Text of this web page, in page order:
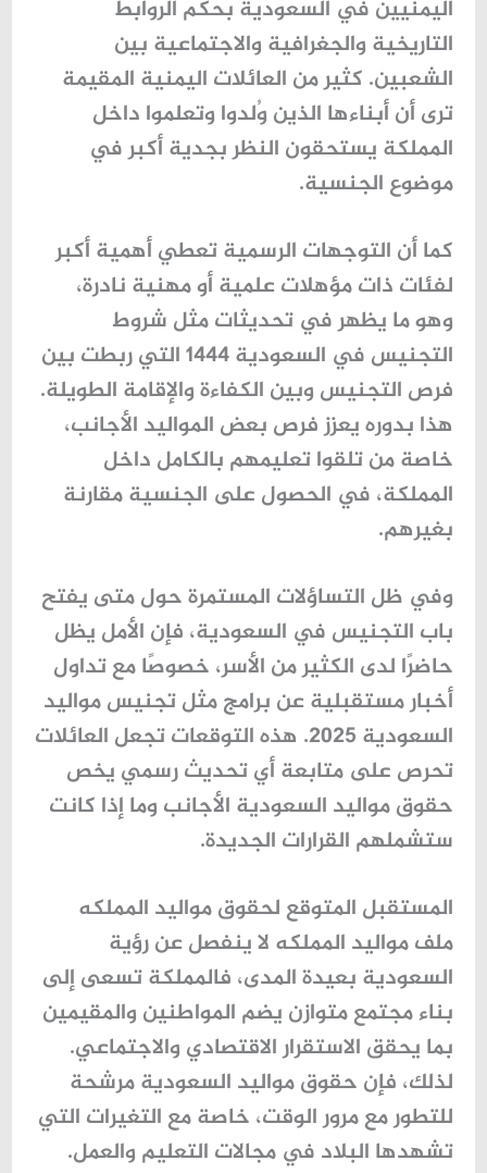
اليمنيين في السعودية بحكم الروابط
التاريخية والجغرافية والاجتماعية بين
الشعبين. كثير من العائلات اليمنية المقيمة
ترى أن أبناءها الذين وُلدوا وتعلموا داخل
المملكة يستحقون النظر بجدية أكبر في
موضوع الجنسية.
كما أن التوجهات الرسمية تعطي أهمية أكبر
لفئات ذات مؤهلات علمية أو مهنية نادرة،
وهو ما يظهر في تحديثات مثل شروط
التجنيس في السعودية 1444 التي ربطت بين
فرص التجنيس وبين الكفاءة والإقامة الطويلة.
هذا بدوره يعزز فرص بعض المواليد الأجانب،
خاصة من تلقوا تعليمهم بالكامل داخل
المملكة، في الحصول على الجنسية مقارنة
بغيرهم.
وفي ظل التساؤلات المستمرة حول متى يفتح
باب التجنيس في السعودية، فإن الأمل يظل
حاضرًا لدى الكثير من الأسر، خصوصًا مع تداول
أخبار مستقبلية عن برامج مثل تجنيس مواليد
السعودية 2025. هذه التوقعات تجعل العائلات
تحرص على متابعة أي تحديث رسمي يخص
حقوق مواليد السعودية الأجانب وما إذا كانت
ستشملهم القرارات الجديدة.
المستقبل المتوقع لحقوق مواليد المملكه
ملفمواليد المملكه لا ينفصل عن رؤية
السعودية بعيدة المدى، فالمملكة تسعى إلى
بناء مجتمع متوازن يضم المواطنين والمقيمين
بما يحقق الاستقرار الاقتصادي والاجتماعي.
لذلك، فإن حقوق مواليد السعوديةمرشحة
للتطور مع مرور الوقت، خاصة مع التغيرات التي
تشهدها البلاد في مجالات التعليم والعمل.